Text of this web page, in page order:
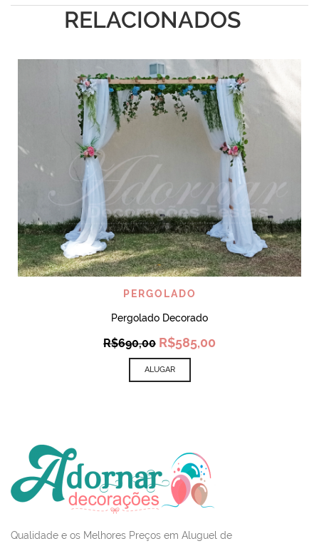
RELACIONADOS
PERGOLADO
Pergolado Decorado
R$690,00 Original
price
was:
R$690,00.
R$585,00
ALUGAR
Qualidade e os Melhores Preços em Aluguel de